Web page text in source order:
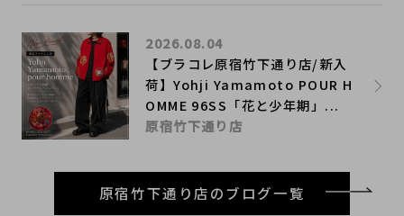
【ブラコレ原宿竹下通り店/新入
荷】Yohji Yamamoto POUR H
OMME 96SS「花と少年期」...
2026.08.04
原宿竹下通り店
原宿竹下通り店のブログ一覧